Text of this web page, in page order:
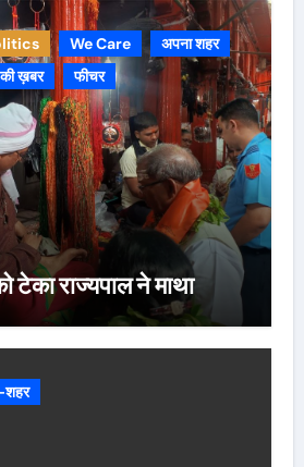
We Care
अपना शहर
ख़बर फीचर
टेका राज्यपाल ने माथा
शहर